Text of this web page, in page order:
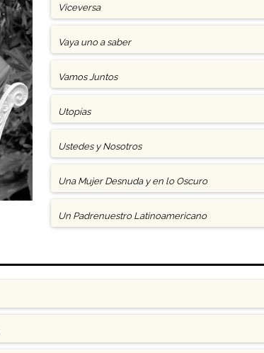
Viceversa
Vaya uno a saber
Vamos Juntos
Utopías
Ustedes y Nosotros
Una Mujer Desnuda y en lo Oscuro
Un Padrenuestro Latinoamericano